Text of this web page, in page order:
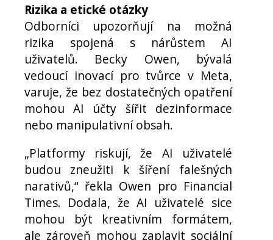
Rizika a etické otázky
Odborníci upozorňují na možná
rizika spojená s nárůstem AI
uživatelů. Becky Owen, bývalá
vedoucí inovací pro tvůrce v Meta,
varuje, že bez dostatečných opatření
mohou AI účty šířit dezinformace
nebo manipulativní obsah.
„Platformy riskují, že AI uživatelé
budou zneužiti k šíření falešných
narativů,“ řekla Owen pro Financial
Times. Dodala, že AI uživatelé sice
mohou být kreativním formátem,
ale zároveň mohou zaplavit sociální